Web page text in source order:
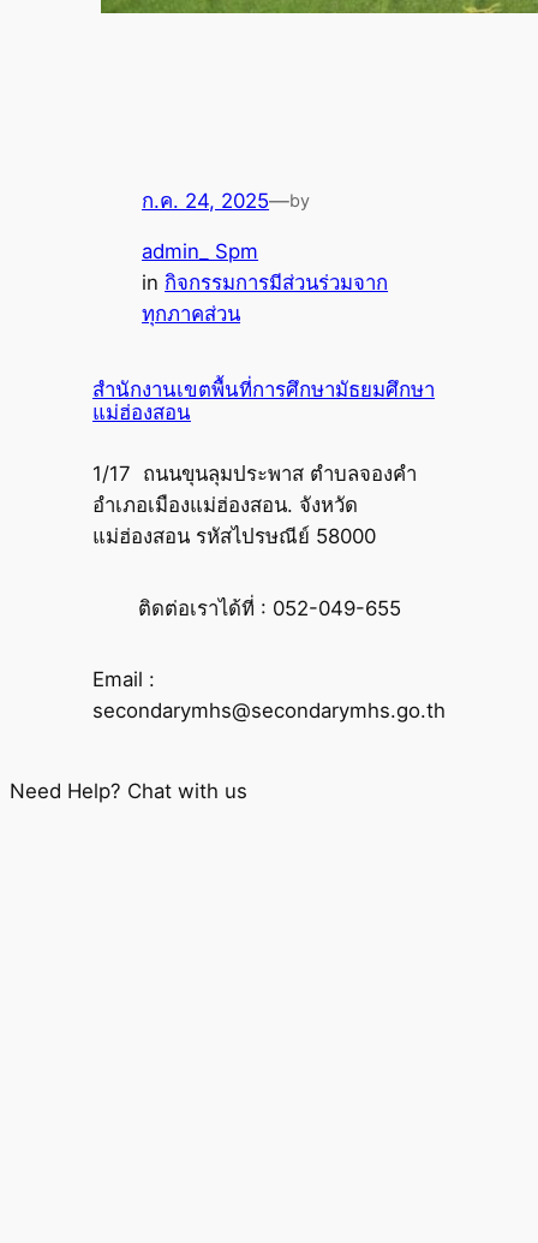
ก.ค. 24, 2025—by
admin_ Spm
in กิจกรรมการมีส่วนร่วมจาก
ทุกภาคส่วน
สำนักงานเขตพื้นที่การศึกษามัธยมศึกษา
แม่ฮ่องสอน
1/17 ถนนขุนลุมประพาส ตำบลจองคำ
อำเภอเมืองแม่ฮ่องสอน. จังหวัด
แม่ฮ่องสอน รหัสไปรษณีย์ 58000
ติดต่อเราได้ที่ : 052-049-655
Email :
secondarymhs@secondarymhs.go.th
Need Help? Chat with us